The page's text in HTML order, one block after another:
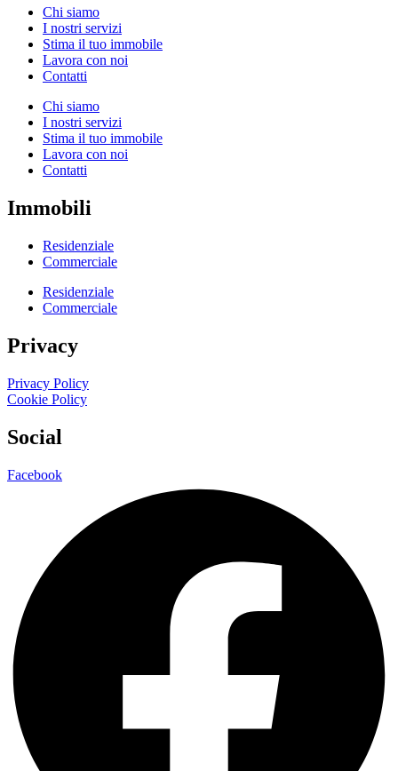
Chi siamo
I nostri servizi
Stima il tuo immobile
Lavora con noi
Contatti
Chi siamo
I nostri servizi
Stima il tuo immobile
Lavora con noi
Contatti
Immobili
Residenziale
Commerciale
Residenziale
Commerciale
Privacy
Privacy Policy
Cookie Policy
Social
Facebook